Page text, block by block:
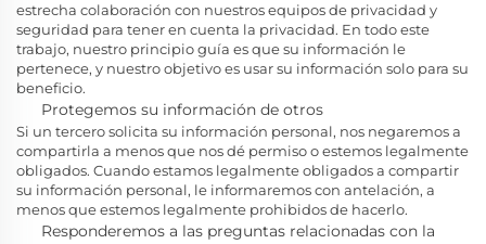
estrecha colaboración con nuestros equipos de privacidad y
seguridad para tener en cuenta la privacidad. En todo este
trabajo, nuestro principio guía es que su información le
pertenece, y nuestro objetivo es usar su información solo para su
beneficio.
Protegemos su información de otros
Si un tercero solicita su información personal, nos negaremos a
compartirla a menos que nos dé permiso o estemos legalmente
obligados. Cuando estamos legalmente obligados a compartir
su información personal, le informaremos con antelación, a
menos que estemos legalmente prohibidos de hacerlo.
Responderemos a las preguntas relacionadas con la